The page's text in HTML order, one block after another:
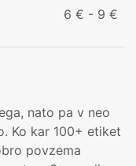
6 € - 9 €
nato pa v neo
Ko kar 100+ etiket
povzema